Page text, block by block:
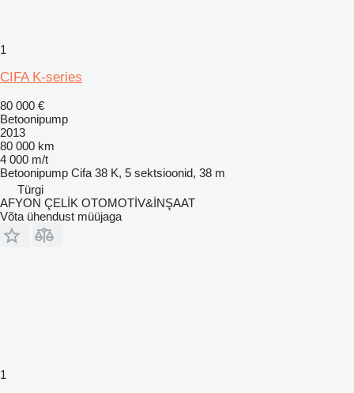
1
CIFA K-series
80 000 €
Betoonipump
2013
80 000 km
4 000 m/t
Betoonipump Cifa 38 K, 5 sektsioonid, 38 m
Türgi
AFYON ÇELİK OTOMOTİV&İNŞAAT
Võta ühendust müüjaga
1